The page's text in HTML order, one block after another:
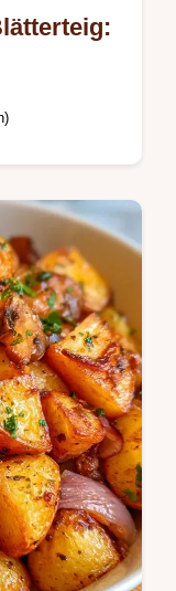
hilft bei
Aus
einen